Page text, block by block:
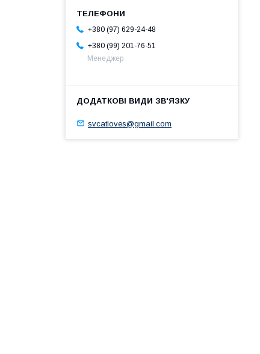
+380 (97) 629-24-48
+380 (99) 201-76-51
Менеджер
svcatloves@gmail.com